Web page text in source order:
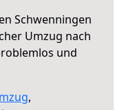
Schwenningen
Umzug nach
und
,